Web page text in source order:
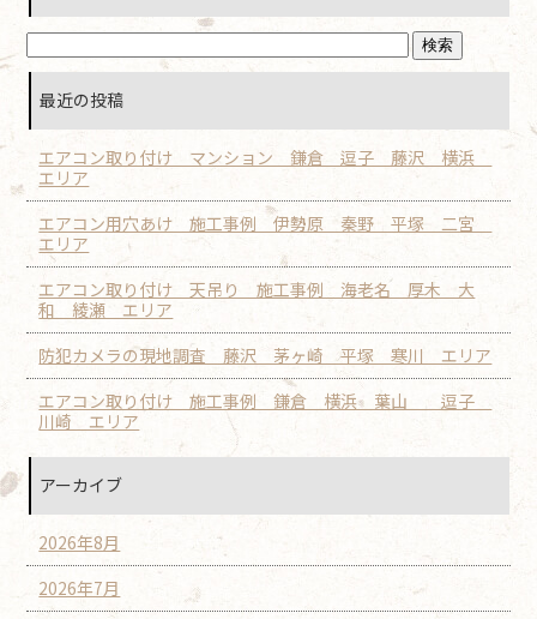
最近の投稿
エアコン取り付け マンション 鎌倉 逗子 藤沢 横浜
エリア
エアコン用穴あけ 施工事例 伊勢原 秦野 平塚 二宮
エリア
エアコン取り付け 天吊り 施工事例 海老名 厚木 大
和 綾瀬 エリア
防犯カメラの現地調査 藤沢 茅ヶ崎 平塚 寒川 エリア
エアコン取り付け 施工事例 鎌倉 横浜 葉山 逗子
川崎 エリア
アーカイブ
2026年8月
2026年7月